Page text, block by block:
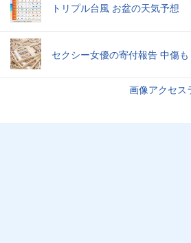
トリプル台風 お盆の天気予想
セクシー女優の寄付報告 中傷も
画像アクセス